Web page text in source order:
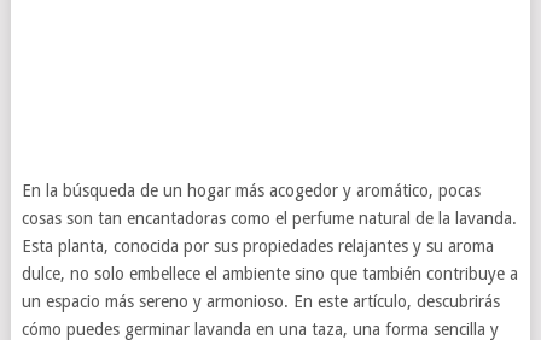
En la búsqueda de un hogar más acogedor y aromático, pocas
cosas son tan encantadoras como el perfume natural de la lavanda.
Esta planta, conocida por sus propiedades relajantes y su aroma
dulce, no solo embellece el ambiente sino que también contribuye a
un espacio más sereno y armonioso. En este artículo, descubrirás
cómo puedes germinar lavanda en una taza, una forma sencilla y